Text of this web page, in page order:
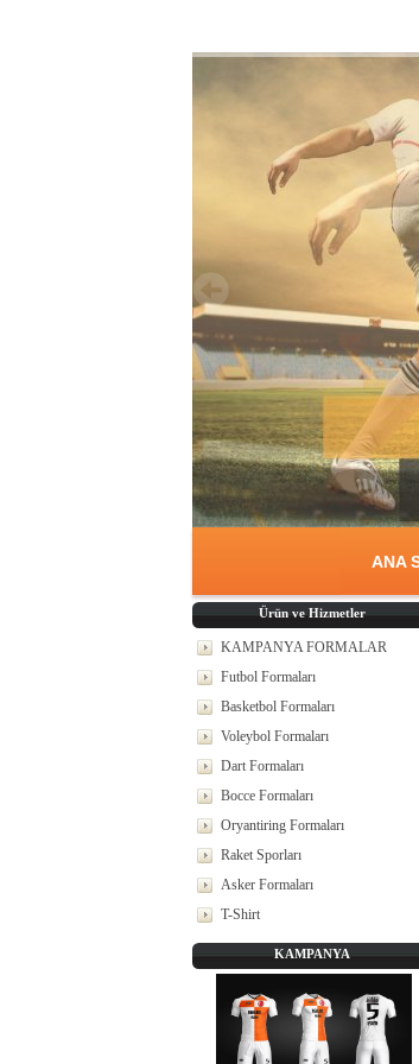
ANA
Ürün ve Hizmetler
KAMPANYA FORMALAR
Futbol Formaları
Basketbol Formaları
Voleybol Formaları
Dart Formaları
Bocce Formaları
Oryantiring Formaları
Raket Sporları
Asker Formaları
T-Shirt
KAMPANYA